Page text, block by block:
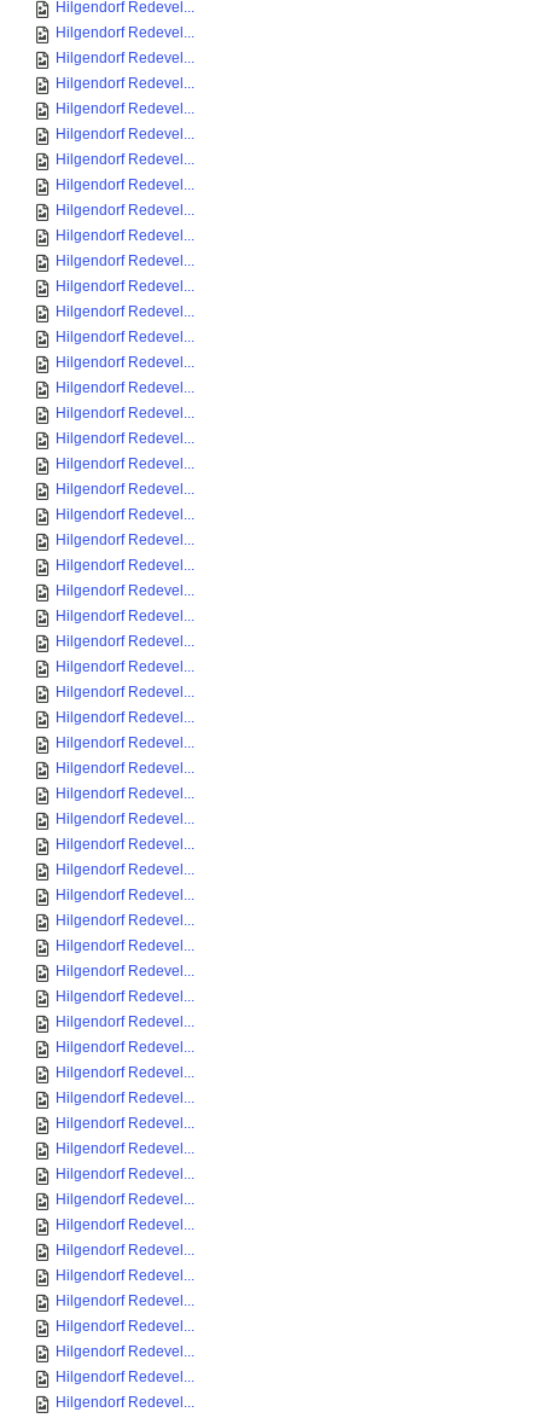
Hilgendorf Redevel...
Hilgendorf Redevel...
Hilgendorf Redevel...
Hilgendorf Redevel...
Hilgendorf Redevel...
Hilgendorf Redevel...
Hilgendorf Redevel...
Hilgendorf Redevel...
Hilgendorf Redevel...
Hilgendorf Redevel...
Hilgendorf Redevel...
Hilgendorf Redevel...
Hilgendorf Redevel...
Hilgendorf Redevel...
Hilgendorf Redevel...
Hilgendorf Redevel...
Hilgendorf Redevel...
Hilgendorf Redevel...
Hilgendorf Redevel...
Hilgendorf Redevel...
Hilgendorf Redevel...
Hilgendorf Redevel...
Hilgendorf Redevel...
Hilgendorf Redevel...
Hilgendorf Redevel...
Hilgendorf Redevel...
Hilgendorf Redevel...
Hilgendorf Redevel...
Hilgendorf Redevel...
Hilgendorf Redevel...
Hilgendorf Redevel...
Hilgendorf Redevel...
Hilgendorf Redevel...
Hilgendorf Redevel...
Hilgendorf Redevel...
Hilgendorf Redevel...
Hilgendorf Redevel...
Hilgendorf Redevel...
Hilgendorf Redevel...
Hilgendorf Redevel...
Hilgendorf Redevel...
Hilgendorf Redevel...
Hilgendorf Redevel...
Hilgendorf Redevel...
Hilgendorf Redevel...
Hilgendorf Redevel...
Hilgendorf Redevel...
Hilgendorf Redevel...
Hilgendorf Redevel...
Hilgendorf Redevel...
Hilgendorf Redevel...
Hilgendorf Redevel...
Hilgendorf Redevel...
Hilgendorf Redevel...
Hilgendorf Redevel...
Hilgendorf Redevel...